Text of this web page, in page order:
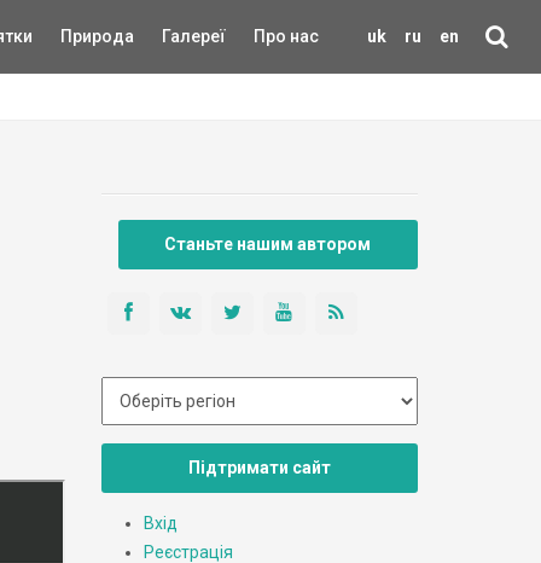
uk ru en
Природа Галереї Про нас
Станьте нашим автором
Підтримати сайт
Вхід
Реєстрація